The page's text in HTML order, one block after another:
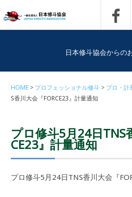
日本修斗協会からの
HOME プロフェッショナル修斗 プロ・計
S香川大会『FORCE23』計量通知
プロ修斗5月24日TNS
CE23』計量通知
プロ修斗5月24日TNS香川大会『